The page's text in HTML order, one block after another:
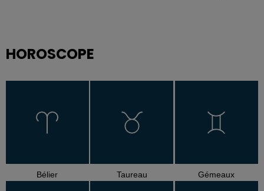
HOROSCOPE
Bélier Taureau Gémeaux